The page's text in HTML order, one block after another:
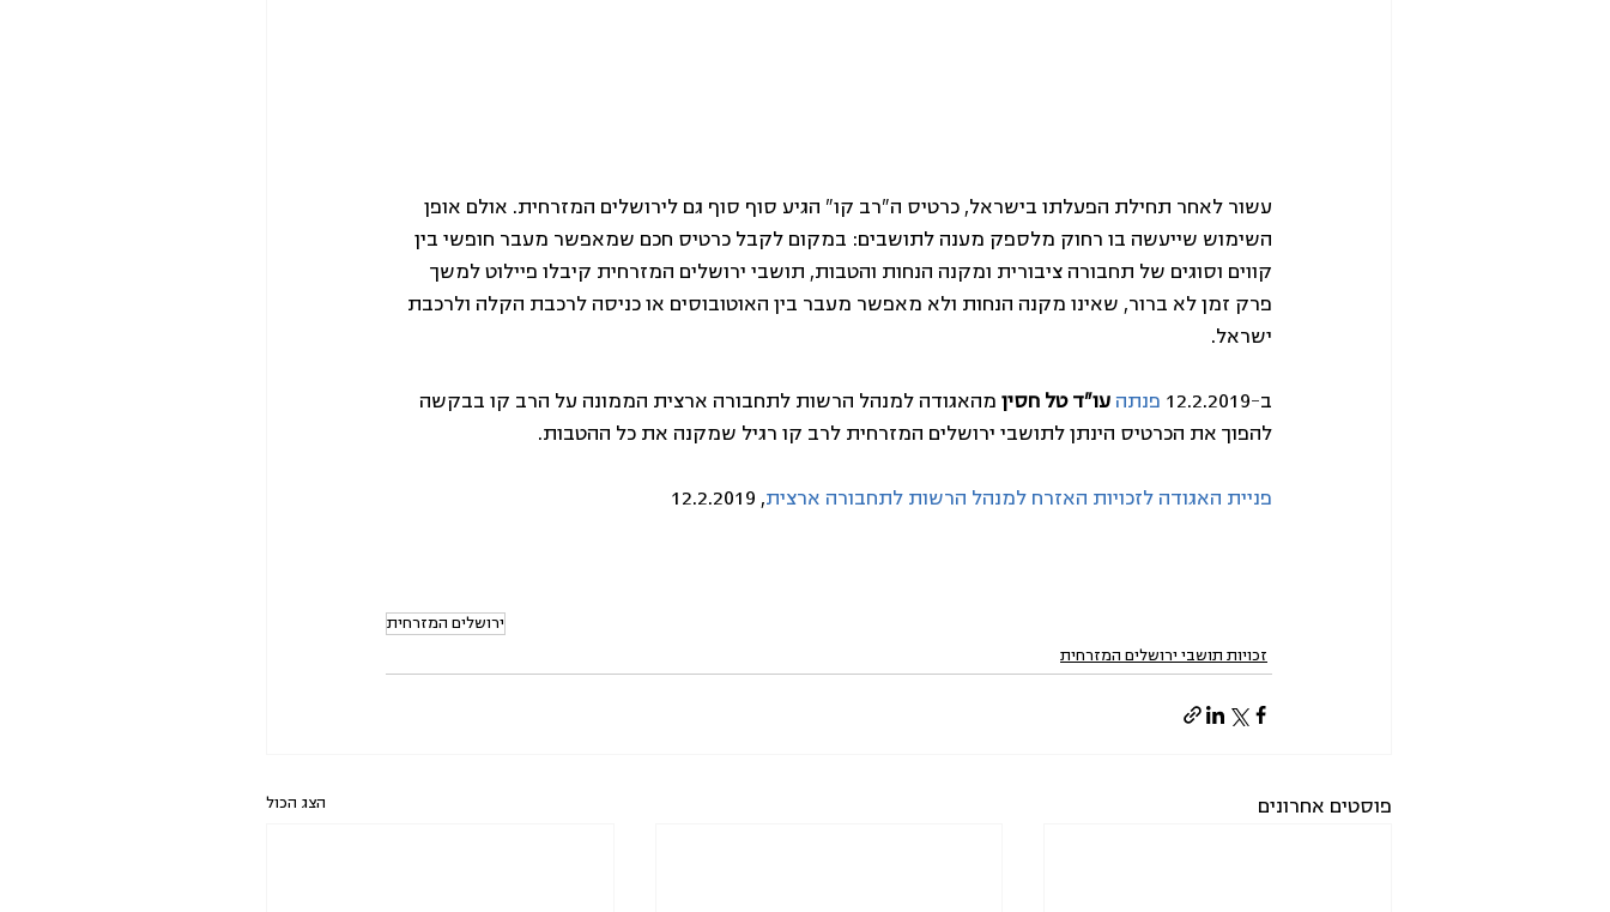
עשור לאחר תחילת הפעלתו בישראל, כרטיס ה"רב קו" הגיע סוף סוף גם לירושלים המזרחית. אולם אופן
השימוש שייעשה בו רחוק מלספק מענה לתושבים: במקום לקבל כרטיס חכם שמאפשר מעבר חופשי בין
קווים וסוגים של תחבורה ציבורית ומקנה הנחות והטבות, תושבי ירושלים המזרחית קיבלו פיילוט למשך
פרק זמן לא ברור, שאינו מקנה הנחות ולא מאפשר מעבר בין האוטובוסים או כניסה לרכבת הקלה ולרכבת
ישראל.
ב-12.2.2019 פנתה עו"ד טל חסין מהאגודה למנהל הרשות לתחבורה ארצית הממונה על הרב קו בבקשה
להפוך את הכרטיס הינתן לתושבי ירושלים המזרחית לרב קו רגיל שמקנה את כל ההטבות.
פניית האגודה לזכויות האזרח למנהל הרשות לתחבורה ארצית, 12.2.2019
ירושלים המזרחית
זכויות תושבי ירושלים המזרחית
פוסטים אחרונים הצג הכול